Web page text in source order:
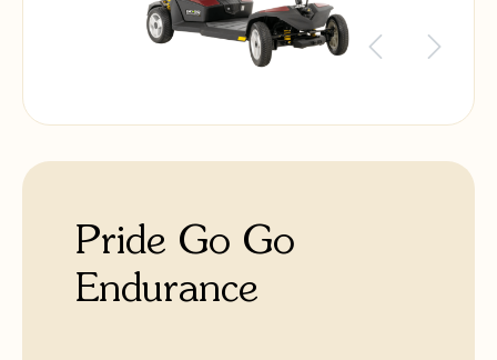
Pride Go Go
Endurance